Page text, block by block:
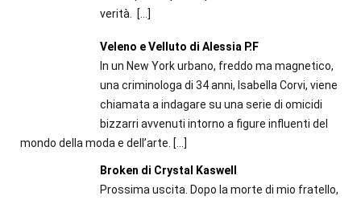
verità.
[…]
Veleno e Velluto di Alessia P.F
In un New York urbano, freddo ma magnetico,
una criminologa di 34 anni, Isabella Corvi, viene
chiamata a indagare su una serie di omicidi
bizzarri avvenuti intorno a figure influenti del
mondo della moda e dell’arte. […]
Broken di Crystal Kaswell
Prossima uscita. Dopo la morte di mio fratello,